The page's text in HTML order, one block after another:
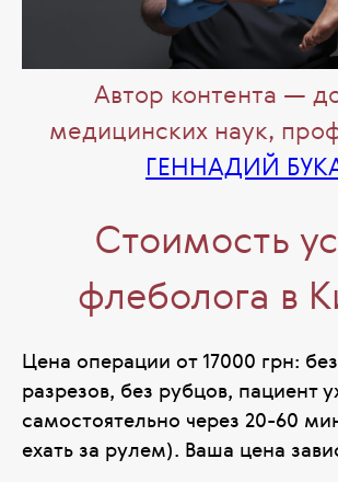
Автор контента —
медицинских наук,
ГЕННАДИЙ
Стоимость
флеболога в
Цена операции от 17000 грн:
разрезов, без рубцов, пациент
самостоятельно через 20-60
ехать за рулем). Ваша цена